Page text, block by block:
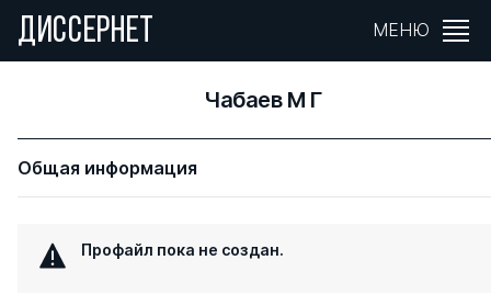
ДИССЕРНЕТ МЕНЮ
Чабаев М Г
Общая информация
Профайл пока не создан.